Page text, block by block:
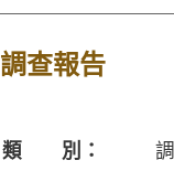
調查報告
類 別：